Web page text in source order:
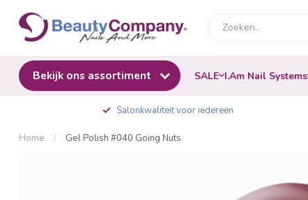
Bekijk ons assortiment SALE I.Am Nail Systems
Salonkwaliteit voor iedereen
Home / Gel Polish #040 Going Nuts